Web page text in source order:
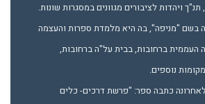
ויהדות לציבורים מגוונים במסגרות שונות.
בשם "מניפה", בה היא מלמדת ספרות והעצמה
העממית ברחובות, בבית על"ה ברחובות,
נוספים.
כתבה ספר: "פרשת דרכים- כלים